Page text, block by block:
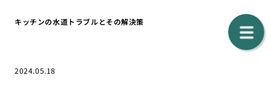
キッチンの水道トラブルとその解決策
2024.05.18